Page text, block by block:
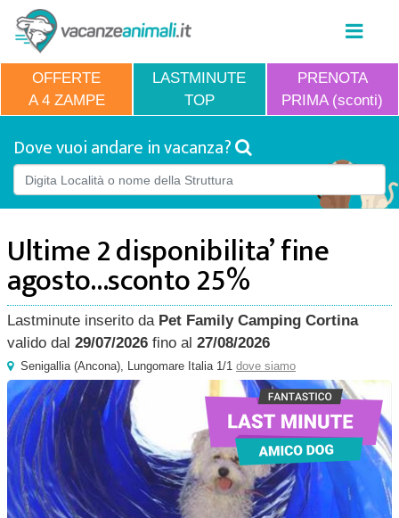
OFFERTE
A 4 ZAMPE
LASTMINUTE
TOP
PRENOTA
PRIMA (sconti)
Dove vuoi andare in vacanza?
Ultime 2 disponibilita’ fine
agosto...sconto 25%
Lastminute inserito da Pet Family Camping Cortina
valido dal 29/07/2026 fino al 27/08/2026
Senigallia(Ancona), Lungomare Italia 1/1 dove siamo